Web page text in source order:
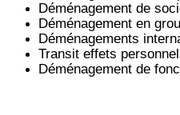
Déménagement de
Déménagement en
Déménagements
Transit effets
Déménagement de